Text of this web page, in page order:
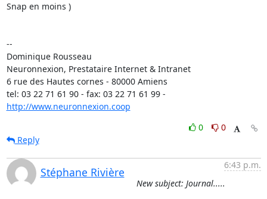
Snap en moins )
--
Dominique Rousseau
Neuronnexion, Prestataire Internet & Intranet
6 rue des Hautes cornes - 80000 Amiens
http://www.neuronnexion.coop
0
0
Reply
Stéphane Rivière
6:43 p.m.
New subject: Journal.....